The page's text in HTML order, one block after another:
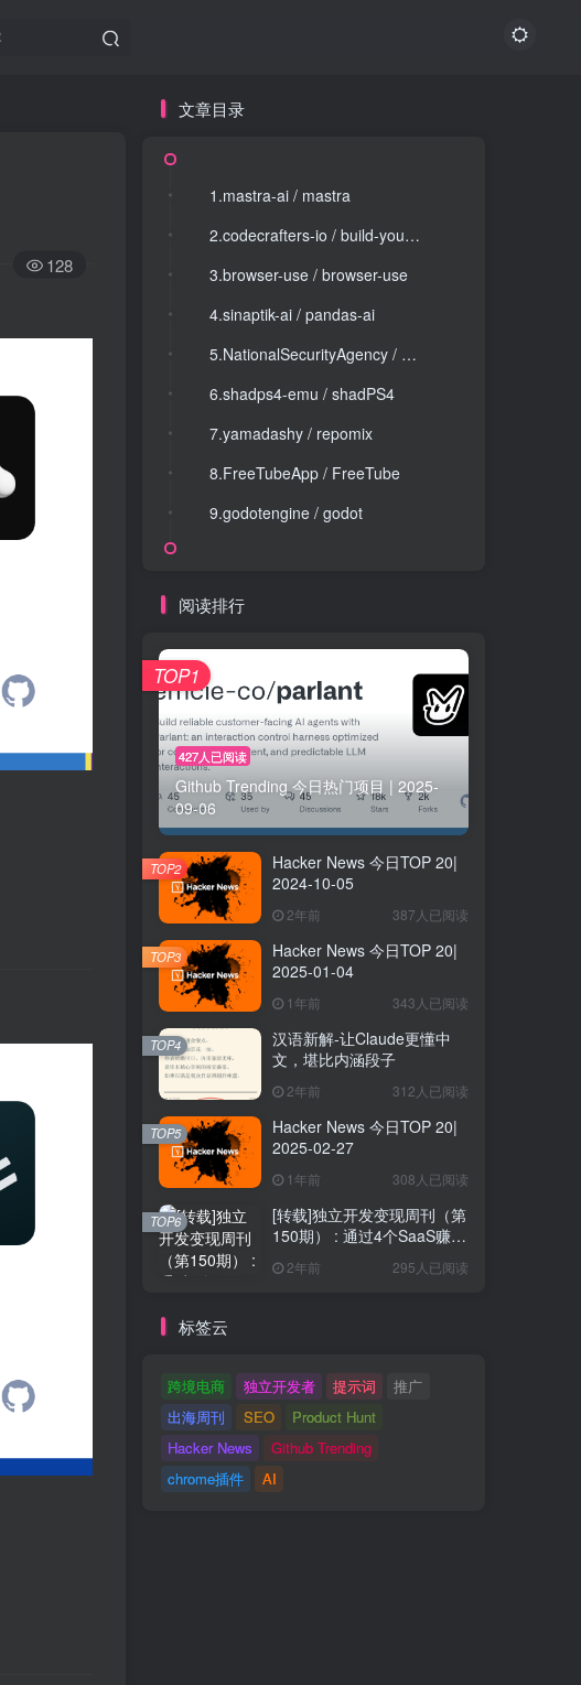
128
文章目录
1.mastra-ai / mastra
2.codecrafters-io / build-your-own-x
3.browser-use / browser-use
4.sinaptik-ai / pandas-ai
5.NationalSecurityAgency / ghidra
6.shadps4-emu / shadPS4
7.yamadashy / repomix
8.FreeTubeApp / FreeTube
9.godotengine / godot
文章目录
1.mastra-ai / mastra
2.codecrafters-io / build-your-own-x
3.browser-use / browser-use
4.sinaptik-ai / pandas-ai
5.NationalSecurityAgency / ghidra
6.shadps4-emu / shadPS4
7.yamadashy / repomix
8.FreeTubeApp / FreeTube
9.godotengine / godot
阅读排行
427人已阅读
Github Trending 今日热门项目 | 2025-
09-06
TOP1
Hacker News 今日TOP 20|
2024-10-05
2年前 387人已阅读
TOP2
Hacker News 今日TOP 20|
2025-01-04
1年前 343人已阅读
TOP3
汉语新解-让Claude更懂中
文，堪比内涵段子
2年前 312人已阅读
TOP4
Hacker News 今日TOP 20|
2025-02-27
1年前 308人已阅读
TOP5
[转载]独立开发变现周刊（第
150期） : 通过4个SaaS赚取
2年前 295人已阅读
TOP6
标签云
跨境电商 独立开发者 提示词
推广
出海周刊
SEO
Product Hunt
Hacker News
Github Trending
chrome插件
AI